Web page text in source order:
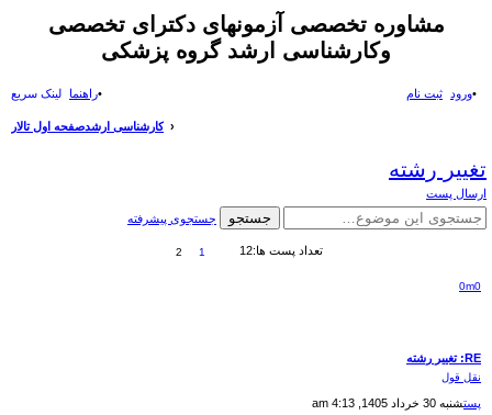
مشاوره تخصصی آزمونهای دکترای تخصصی
وکارشناسی ارشد گروه پزشکی
لینک سریع راهنما ورود ثبت نام
صفحه اول تالارکارشناسی ارشد
جو
تغییر رشته
ارسال پست
جستجو جستجوی پیشرفته
تعداد پست ها:12 1
2
0m0
RE: تغییر رشته
نقل قول
پستشنبه 30 خرداد 1405, 4:13 am